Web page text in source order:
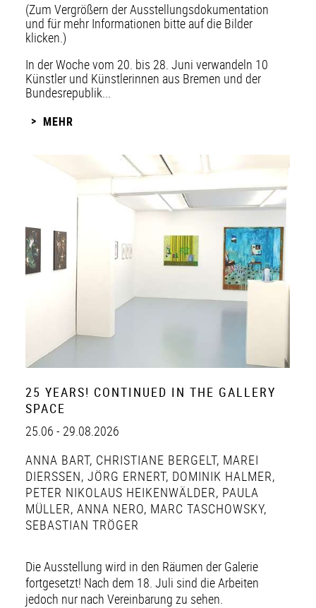
(Zum Vergrößern der Ausstellungsdokumentation
und für mehr Informationen bitte auf die Bilder
klicken.)
In der Woche vom 20. bis 28. Juni verwandeln 10
Künstler und Künstlerinnen aus Bremen und der
Bundesrepublik...
MEHR
25 YEARS! CONTINUED IN THE GALLERY
SPACE
25.06 - 29.08.2026
ANNA BART, CHRISTIANE BERGELT, MAREI
DIERSSEN , JÖRG ERNERT, DOMINIK HALMER,
PETER NIKOLAUS HEIKENWÄLDER, PAULA
MÜLLER, ANNA NERO, MARC TASCHOWSKY,
SEBASTIAN TRÖGER
Die Ausstellung wird in den Räumen der Galerie
fortgesetzt! Nach dem 18. Juli sind die Arbeiten
jedoch nur nach Vereinbarung zu sehen.